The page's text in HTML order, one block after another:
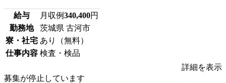
給与 月収例340,400円
勤務地
茨城県 古河市
寮・社宅 あり（無料）
仕事内容 検査・検品
詳細を表示
募集が停止しています